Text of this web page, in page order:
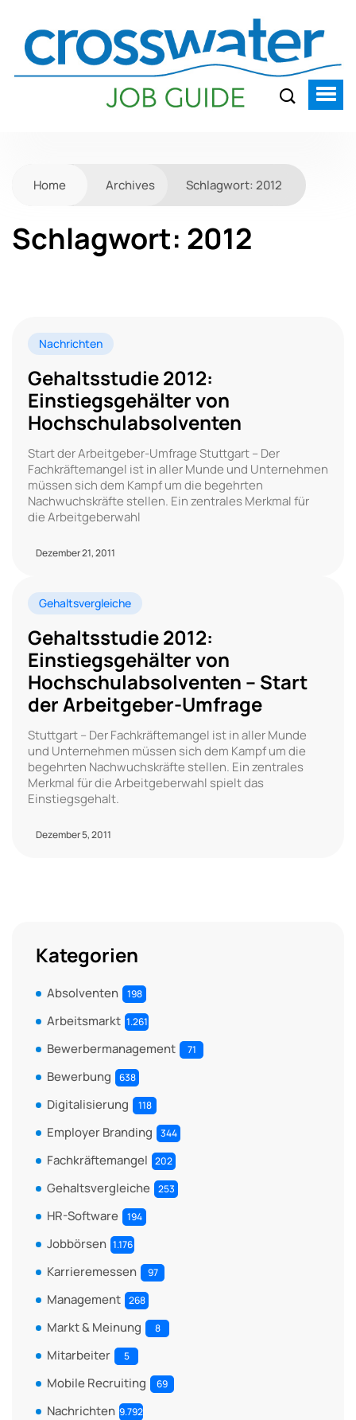
Home Archives Schlagwort: 2012
Schlagwort: 2012
Nachrichten
Gehaltsstudie 2012:
Einstiegsgehälter von
Hochschulabsolventen
Start der Arbeitgeber-Umfrage Stuttgart – Der
Fachkräftemangel ist in aller Munde und Unternehmen
müssen sich dem Kampf um die begehrten
Nachwuchskräfte stellen. Ein zentrales Merkmal für
die Arbeitgeberwahl
Dezember 21, 2011
Gehaltsvergleiche
Gehaltsstudie 2012:
Einstiegsgehälter von
Hochschulabsolventen – Start
der Arbeitgeber-Umfrage
Stuttgart – Der Fachkräftemangel ist in aller Munde
und Unternehmen müssen sich dem Kampf um die
begehrten Nachwuchskräfte stellen. Ein zentrales
Merkmal für die Arbeitgeberwahl spielt das
Einstiegsgehalt.
Dezember 5, 2011
Kategorien
Absolventen 198
Arbeitsmarkt 1.261
Bewerbermanagement 71
Bewerbung 638
Digitalisierung 118
Employer Branding 344
Fachkräftemangel 202
Gehaltsvergleiche 253
HR-Software 194
Jobbörsen 1.176
Karrieremessen 97
Management 268
Markt & Meinung 8
Mitarbeiter 5
Mobile Recruiting 69
Nachrichten 9.792